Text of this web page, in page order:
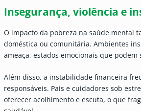
Insegurança, violência e
O impacto da pobreza na saúde mental
doméstica ou comunitária. Ambientes
ameaça, estados emocionais que podem
Além disso, a instabilidade financeira
responsáveis. Pais e cuidadores sob
oferecer acolhimento e escuta, o que